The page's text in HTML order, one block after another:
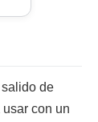
de
con un